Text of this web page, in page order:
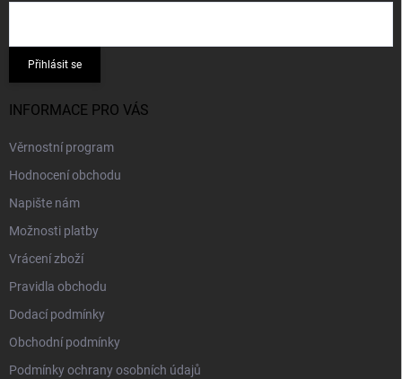
Přihlásit se
INFORMACE PRO VÁS
Věrnostní program
Hodnocení obchodu
Napište nám
Možnosti platby
Vrácení zboží
Pravidla obchodu
Dodací podmínky
Obchodní podmínky
Podmínky ochrany osobních údajů